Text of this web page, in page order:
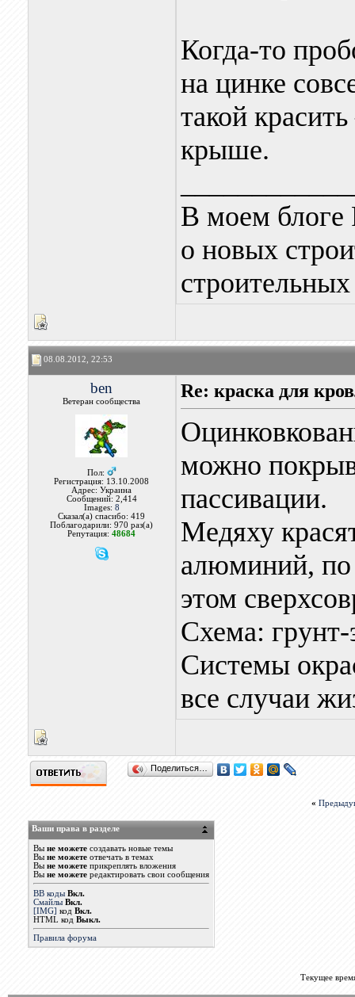
Когда-то
на цинке
такой
крыше.
В моем блоге
о новых
08.08.2012, 22:53
ben
Ветеран сообщества
Пол:
Регистрация: 13.10.2008
Адрес: Украина
Сообщений: 2,414
Images: 8
Сказал(а) спасибо: 419
Поблагодарили: 970 раз(а)
Репутация:48684
Re: краска для
можно
пассивации.
Медяху
алюминий,
этом
Схема:
Системы
все случаи
Поделиться…
«
Ваши права в разделе
Вы не можетесоздавать новые темы
Вы не можетеотвечать в темах
Вы не можетеприкреплять вложения
Вы не можетередактировать свои сообщения
BB коды Вкл.
Смайлы Вкл.
[IMG] код Вкл.
HTML код Выкл.
Правила форума
Текущее